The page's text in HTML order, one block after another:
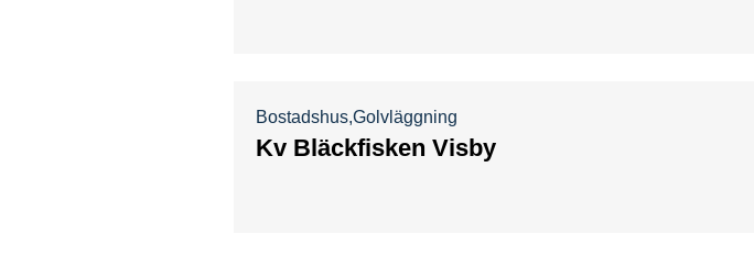
Bostadshus Golvläggning
Kv Bläckfisken Visby